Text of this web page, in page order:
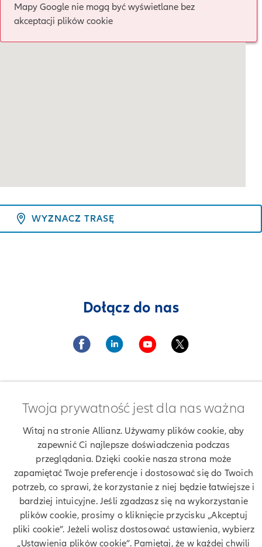
Mapy Google nie mogą być wyświetlane bez
akceptacji plików cookie
WYZNACZ TRASĘ
Dołącz do nas
Twoje dane
Polityka prywatności
Znajdź agenta Allianz. Znajdź placówkę Allianz
Ubezpieczenia Allianz Cezary Grzybowski
Twoja prywatność jest dla nas ważna
Witaj na stronie Allianz. Używamy plików cookie, aby
zapewnić Ci najlepsze doświadczenia podczas
przeglądania. Dzięki cookie nasza strona może
zapamiętać Twoje preferencje i dostosować się do Twoich
potrzeb, co sprawi, że korzystanie z niej będzie łatwiejsze i
bardziej intuicyjne. Jeśli zgadzasz się na wykorzystanie
plików cookie, prosimy o kliknięcie przycisku „Akceptuj
pliki cookie”. Jeżeli wolisz dostosować ustawienia, wybierz
„Ustawienia plików cookie”. Pamiętaj, że w każdej chwili